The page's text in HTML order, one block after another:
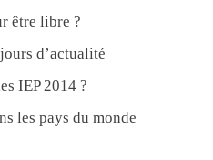
être libre ?
d’actualité
IEP 2014 ?
les pays du monde